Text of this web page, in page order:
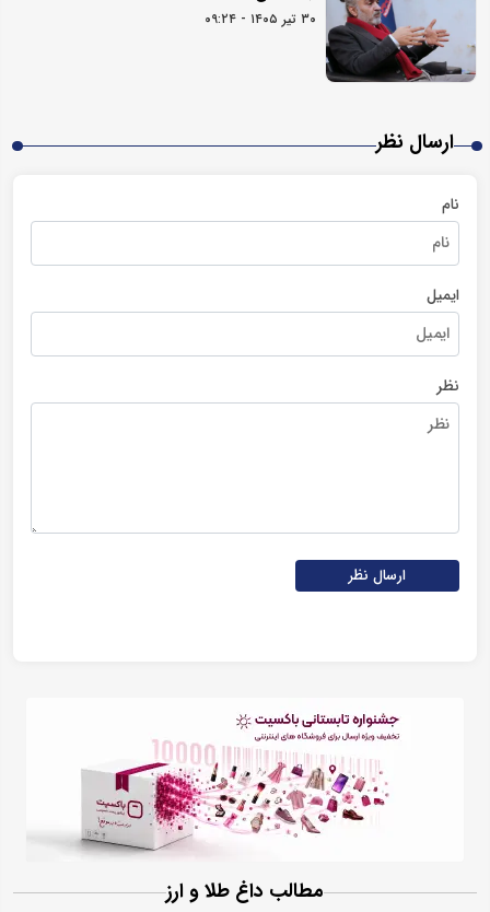
۳۰ تیر ۱۴۰۵ - ۰۹:۲۴
ارسال نظر
نام
ایمیل
نظر
ارسال نظر
مطالب داغ طلا و ارز